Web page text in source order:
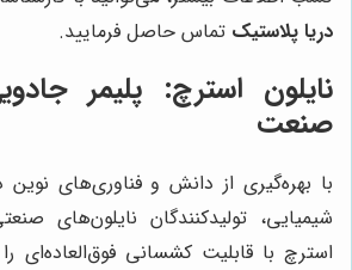
دریا پلاستیک تماس حاصل فرمایید.
نایلون استرچ: پلیمر
صنعت
با بهره‌گیری از دانش و فناوری‌های نوین
شیمیایی، تولیدکنندگان نایلون‌های
استرچ با قابلیت کشسانی فوق‌العاده‌ای